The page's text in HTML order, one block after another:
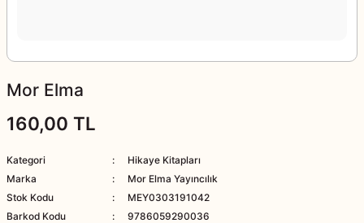
Mor Elma
160,00 TL
Kategori
Hikaye Kitapları
Marka
Mor Elma Yayıncılık
Stok Kodu
MEY0303191042
Barkod Kodu
9786059290036